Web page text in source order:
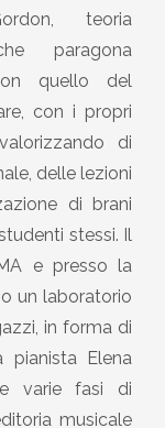
teoria
paragona
quello del
con i propri
di
delle lezioni
di brani
stessi. Il
e presso la
un laboratorio
in forma di
pianista Elena
varie fasi di
musicale